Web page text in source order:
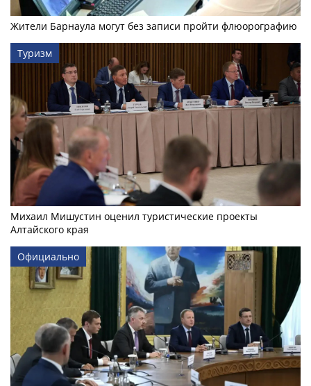
Жители Барнаула могут без записи пройти флюорографию
Туризм
Михаил Мишустин оценил туристические проекты
Алтайского края
Официально